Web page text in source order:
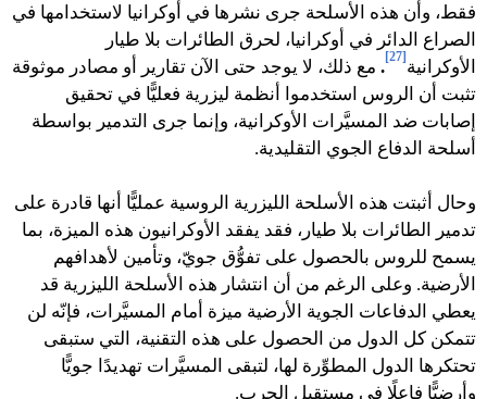
فقط، وأن هذه الأسلحة جرى نشرها في أوكرانيا لاستخدامها في
الصراع الدائر في أوكرانيا، لحرق الطائرات بلا طيار
الأوكرانية
[27]
. مع ذلك، لا يوجد حتى الآن تقارير أو مصادر موثوقة
تثبت أن الروس استخدموا أنظمة ليزرية فعليًّا في تحقيق
إصابات ضد المسيَّرات الأوكرانية، وإنما جرى التدمير بواسطة
أسلحة الدفاع الجوي التقليدية.
وحال أثبتت هذه الأسلحة الليزرية الروسية عمليًّا أنها قادرة على
تدمير الطائرات بلا طيار، فقد يفقد الأوكرانيون هذه الميزة، بما
يسمح للروس بالحصول على تفوُّق جويّ، وتأمين لأهدافهم
الأرضية. وعلى الرغم من أن انتشار هذه الأسلحة الليزرية قد
يعطي الدفاعات الجوية الأرضية ميزة أمام المسيَّرات، فإنّه لن
تتمكن كل الدول من الحصول على هذه التقنية، التي ستبقى
تحتكرها الدول المطوِّرة لها، لتبقى المسيَّرات تهديدًا جويًّا
وأرضيًّا فاعلًا في مستقبل الحرب.